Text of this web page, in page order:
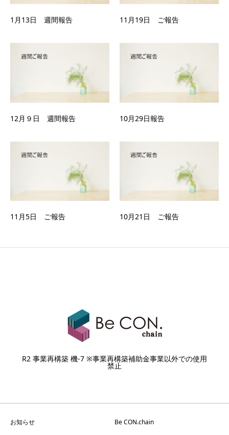
1月13日 週間報告 11月19日 ご報告
12月９日 週間報告 10月29日報告
11月5日 ご報告 10月21日 ご報告
R2 事業再構築 機-7 ※事業再構築補助金事業以外での使用
禁止
お知らせ
Be CON.chain